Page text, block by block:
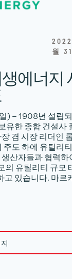
월
에너지
) – 1908년 설립
유한 종합 건설사
겸 시장 리더인
도 하에 유틸리
산자들과 협력하
의 유틸리티 규모
고 있습니다. 마르